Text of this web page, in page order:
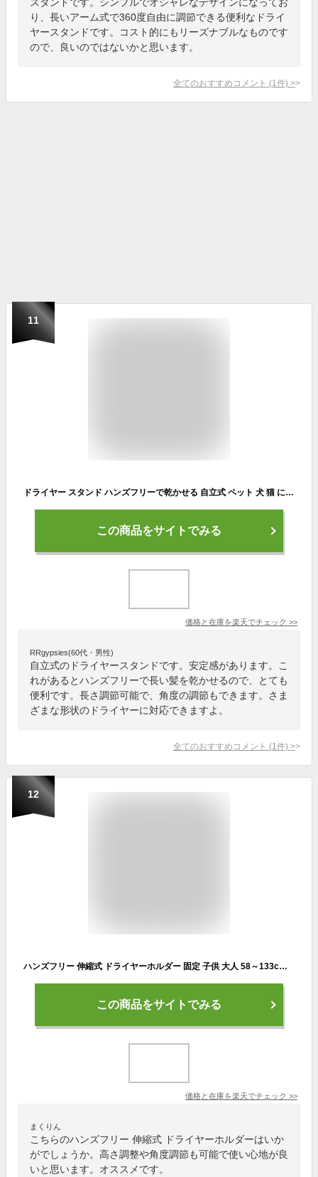
り、長いアーム式で360度自由に調節できる便利なドライ
ヤースタンドです。コスト的にもリーズナブルなものです
ので、良いのではないかと思います。
全てのおすすめコメント (1 件) >
11
ドライヤー スタンド ハンズフリーで乾かせる 自立式 ペット 犬 猫 にも最適 様々な形状のドライヤーに対応 クリップ ポール 台座 長さ調整可 SP-DRSTPT
この商品をサイトでみる
価格と在庫を楽天でチェック >>
RRgypsies(60代・男性)
自立式のドライヤースタンドです。安定感があります。こ
れがあるとハンズフリーで長い髪を乾かせるので、とても
便利です。長さ調節可能で、角度の調節もできます。さま
ざまな形状のドライヤーに対応できますよ。
全てのおすすめコメント (1 件) >
12
ハンズフリー 伸縮式 ドライヤーホルダー 固定 子供 大人 58～133cm クリップ 猫 アームスタンド 置き型 トリミング 犬 ドライヤースタンド ヘアセット 便利 ペット 高さ調整 乾燥 180度回転 長さ 角度調節 ヘアドライヤー
この商品をサイトでみる
価格と在庫を楽天でチェック >>
まくりん
こちらのハンズフリー 伸縮式 ドライヤーホルダーはいか
がでしょうか。高さ調整や角度調節も可能で使い心地が良
いと思います。オススメです。